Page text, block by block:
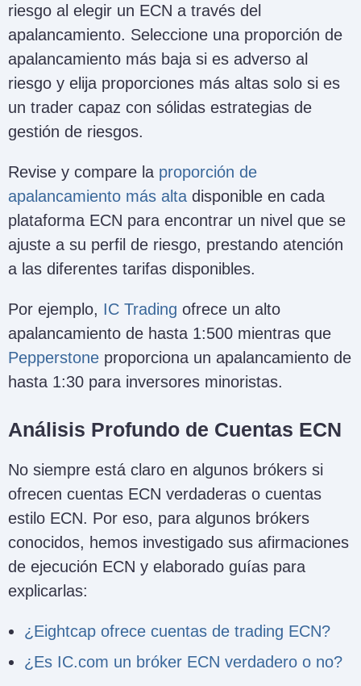
riesgo al elegir un ECN a través del
apalancamiento. Seleccione una proporción de
apalancamiento más baja si es adverso al
riesgo y elija proporciones más altas solo si es
un trader capaz con sólidas estrategias de
gestión de riesgos.
Revise y compare la proporción de
apalancamiento más alta disponible en cada
plataforma ECN para encontrar un nivel que se
ajuste a su perfil de riesgo, prestando atención
a las diferentes tarifas disponibles.
Por ejemplo, IC Trading ofrece un alto
apalancamiento de hasta 1:500 mientras que
Pepperstone proporciona un apalancamiento de
hasta 1:30 para inversores minoristas.
Análisis Profundo de Cuentas ECN
No siempre está claro en algunos brókers si
ofrecen cuentas ECN verdaderas o cuentas
estilo ECN. Por eso, para algunos brókers
conocidos, hemos investigado sus afirmaciones
de ejecución ECN y elaborado guías para
explicarlas:
¿Eightcap ofrece cuentas de trading ECN?
¿Es IC.com un bróker ECN verdadero o no?